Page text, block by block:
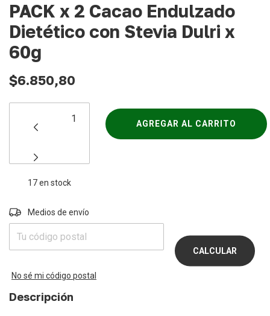
PACK x 2 Cacao Endulzado
Dietético con Stevia Dulri x
60g
$6.850,80
17en stock
Entregas para el CP:
Medios de envío
CALCULAR
No sé mi código postal
Descripción